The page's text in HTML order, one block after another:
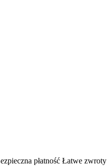
płatność Łatwe zwroty